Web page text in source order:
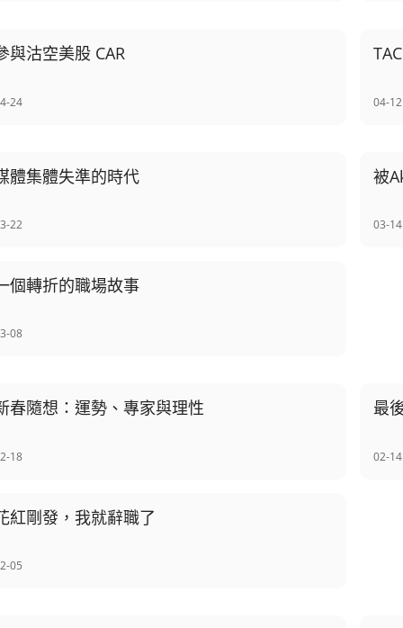
與沽空美股 CAR
24 04-12
體集體失準的時代
22
被
03-14
個轉折的職場故事
08
春隨想：運勢、專家與理性
18
最
02-14
紅剛發，我就辭職了
05